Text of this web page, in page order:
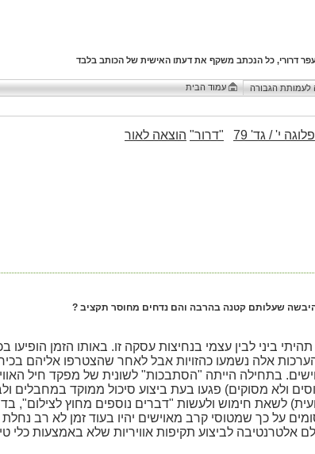
דרורי, כל הנכתב משקף את דעתו האישית של הכותב בלבד
לעמותת הגבורה עמוד הבית
פלוגה י' / גד' 79 "דרור" הוצאה לאור
תהיתי ביני לבין עצמי בנחיצות עסקה זו. באותו הזמן הופיעו
אלה נשמעו כהזויות אבל לאחר שהצטרפו אליהם
בתחילה הייתה "הסתבכות" לשונית של מפקד חיל
ולא מסוקים) פגעו בעת ביצוע סיכול ממוקד במחבלים
לשאת חימוש ולעשות "דברים נוספים מחוץ לצילום",
על כך שמטוסי קרב מאוישים יהיו בעוד זמן לא רב
אלטרנטיבה לביצוע תקיפות אוויריות שלא באמצעות כלי